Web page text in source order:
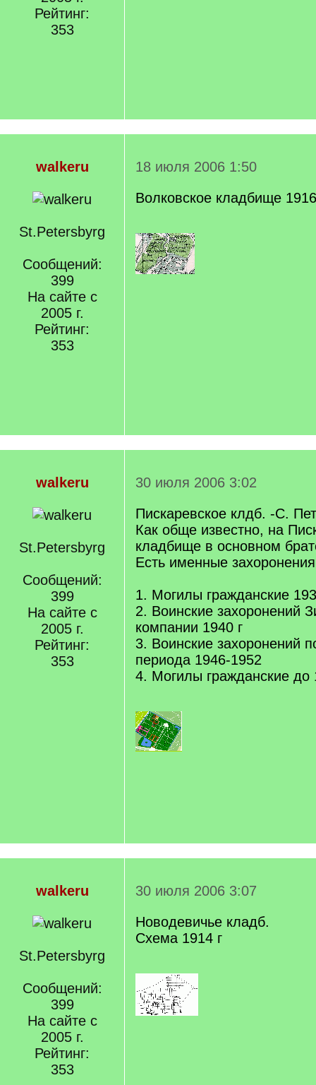
Рейтинг:
353
walkeru
St.Petersbyrg
Сообщений:
399
На сайте с
2005 г.
Рейтинг:
353
18 июля 2006 1:50
Волковское кладбище 1916
walkeru
St.Petersbyrg
Сообщений:
399
На сайте с
2005 г.
Рейтинг:
353
30 июля 2006 3:02
Пискаревское клдб. -С.
Как обще известно, на
кладбище в основном
Есть именные
1. Могилы гражданские
2. Воинские захоронений
компании 1940 г
3. Воинские захоронений
периода 1946-1952
4. Могилы гражданские до
walkeru
St.Petersbyrg
Сообщений:
399
На сайте с
2005 г.
Рейтинг:
353
30 июля 2006 3:07
Новодевичье кладб.
Схема 1914 г